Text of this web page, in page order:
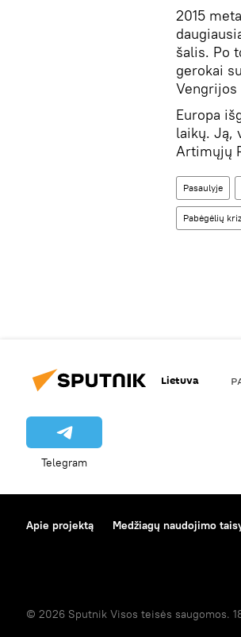
2015
šalis. Po
gerokai
Europa
laikų. Ją,
Artimųjų
Pasaulyje
Pabėgėlių
Lietuva
Telegram
Apie projektą Medžiagų naudojimo
© 2026 Sputnik Visos teisės saugomos.